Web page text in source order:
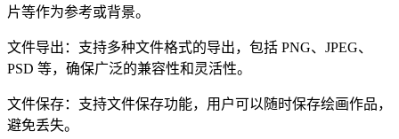
片等作为参考或背景。
文件导出：支持多种文件格式的导出，包括 PNG、JPEG、
PSD 等，确保广泛的兼容性和灵活性。
文件保存：支持文件保存功能，用户可以随时保存绘画作品，
避免丢失。